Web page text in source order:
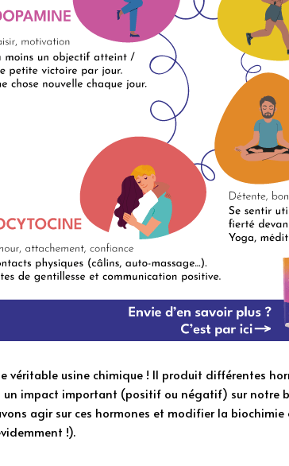
véritable usine chimique ! Il produit différentes
un impact important (positif ou négatif) sur notre
agir sur ces hormones et modifier la
!).